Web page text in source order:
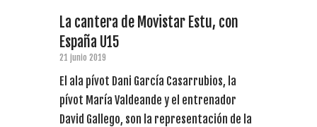
La cantera de Movistar Estu, con
España U15
21 junio 2019
El ala pívot Dani García Casarrubios, la
pívot María Valdeande y el entrenador
David Gallego, son la representación de la